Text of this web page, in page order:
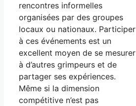
rencontres informelles
organisées par des groupes
locaux ou nationaux. Participer
à ces événements est un
excellent moyen de se mesurer
à d’autres grimpeurs et de
partager ses expériences.
Même si la dimension
compétitive n’est pas